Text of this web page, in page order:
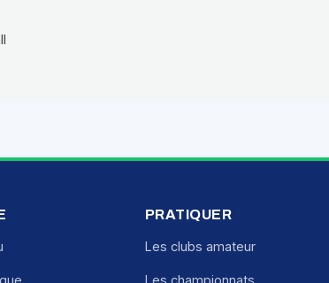
PRATIQUER
Les clubs amateur